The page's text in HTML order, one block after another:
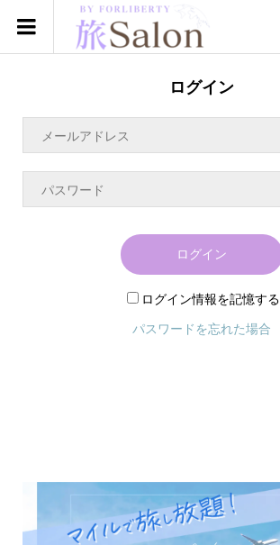
ログイン
ログイン
ログイン情報を記憶する
パスワードを忘れた場合